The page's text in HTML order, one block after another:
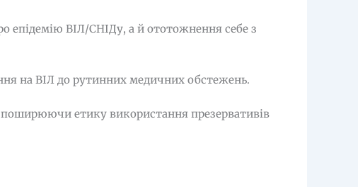
епідемію ВІЛ/СНІДу, а й ототожнення себе з
на ВІЛ до рутинних медичних обстежень.
поширюючи етику використання презервативів